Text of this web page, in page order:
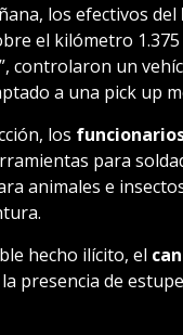
los efectivos del
el kilómetro 1.375
controlaron un
a una pick up
los
para
animales e
hecho ilícito, el
presencia de